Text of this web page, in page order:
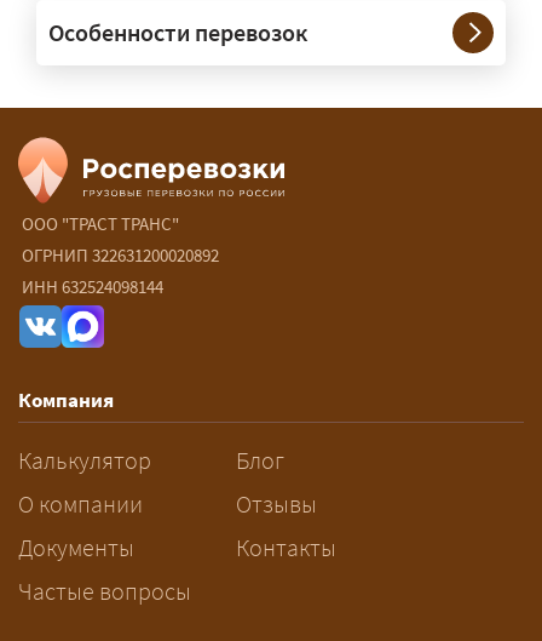
организуем. Потребность в машинах
прикрытия зависит от габаритов
груза и маршрута; это определяется
Сколько стоит перевозка
негабарита?
— От 60 ₽/км. Точная стоимость
рассчитывается индивидуально:
влияют габариты и вес груза,
разрешений и машин
сопровождения.
За сколько дней заказывать
перевозку негабарита?
— Заранее: только оформление
Особенности перевозок
ООО "ТРАСТ ТРАНС"
ОГРНИП 322631200020892
ИНН 632524098144
Компания
Калькулятор
О компании
Документы
Частые вопросы
Блог
Отзывы
Контакты